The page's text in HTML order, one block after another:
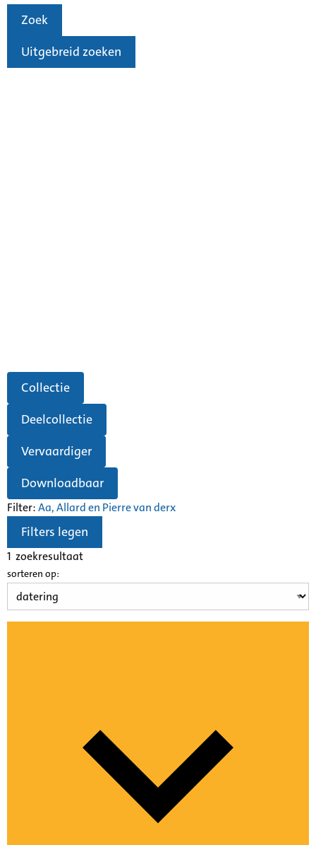
Zoek
Uitgebreid zoeken
Collectie
Deelcollectie
Vervaardiger
Downloadbaar
Filter:Aa, Allard en Pierre van derx
Filters legen
1 zoekresultaat
sorteren op: